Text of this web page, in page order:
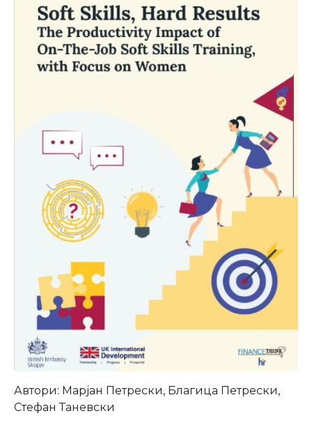
Автори: Марјан Петрески, Благица Петрески,
Стефан Таневски